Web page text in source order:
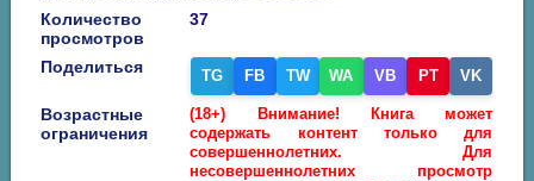
Количество
просмотров
37
Поделиться TG FB TW WA VB PT VK
Возрастные
ограничения
(18+) Внимание! Книга может
содержать контент только для
совершеннолетних. Для
несовершеннолетних просмотр